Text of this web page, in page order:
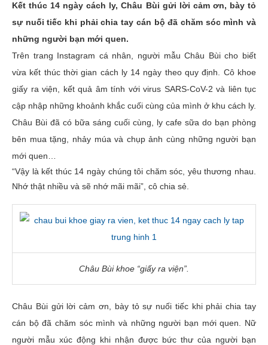
Kết thúc 14 ngày cách ly, Châu Bùi gửi lời cảm ơn, bày tỏ
sự nuối tiếc khi phải chia tay cán bộ đã chăm sóc mình và
những người bạn mới quen.
Trên trang Instagram cá nhân, người mẫu Châu Bùi cho biết
vừa kết thúc thời gian cách ly 14 ngày theo quy định. Cô khoe
giấy ra viện, kết quả âm tính với virus SARS-CoV-2 và liên tục
cập nhập những khoảnh khắc cuối cùng của mình ở khu cách ly.
Châu Bùi đã có bữa sáng cuối cùng, ly cafe sữa do bạn phòng
bên mua tặng, nhảy múa và chụp ảnh cùng những người bạn
mới quen…
“Vậy là kết thúc 14 ngày chúng tôi chăm sóc, yêu thương nhau.
Nhớ thật nhiều và sẽ nhớ mãi mãi”, cô chia sẻ.
Châu Bùi khoe “giấy ra viện”.
Châu Bùi gửi lời cảm ơn, bày tỏ sự nuối tiếc khi phải chia tay
cán bộ đã chăm sóc mình và những người bạn mới quen. Nữ
người mẫu xúc động khi nhận được bức thư của người bạn